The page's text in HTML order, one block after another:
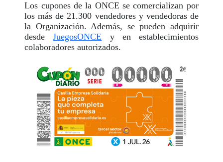
Los cupones de la ONCE se comercializan por
los más de 21.300 vendedores y vendedoras de
la Organización. Además, se pueden adquirir
desdeJuegosONCE y en establecimientos
colaboradores autorizados.